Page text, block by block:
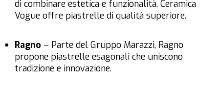
di combinare estetica e funzionalità, Ceramica
Vogue offre piastrelle di qualità superiore.
Ragno – Parte del Gruppo Marazzi, Ragno
propone piastrelle esagonali che uniscono
tradizione e innovazione.